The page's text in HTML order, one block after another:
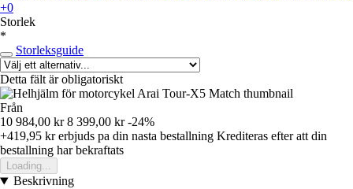
+0
Storlek
*
Storleksguide
Detta fält är obligatoriskt
Från
10 984,00 kr 8 399,00 kr -24%
+419,95 krerbjuds pa din nasta bestallning Krediteras efter att din
bestallning har bekraftats
Loading...
Beskrivning